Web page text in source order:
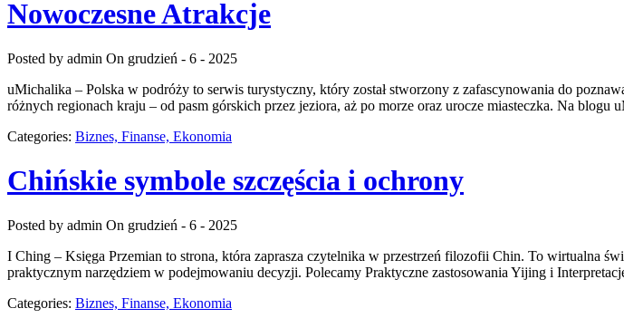
Nowoczesne Atrakcje
Posted by admin On grudzień - 6 - 2025
uMichalika – Polska w podróży to serwis turystyczny, który został stworzony z zafascynowania do
różnych regionach kraju – od pasm górskich przez jeziora, aż po morze oraz urocze miasteczka. Na
Categories: Biznes, Finanse, Ekonomia
Chińskie symbole szczęścia i ochrony
Posted by admin On grudzień - 6 - 2025
I Ching – Księga Przemian to strona, która zaprasza czytelnika w przestrzeń filozofii Chin. To wirtualna
praktycznym narzędziem w podejmowaniu decyzji. Polecamy Praktyczne zastosowania Yijing i
Categories: Biznes, Finanse, Ekonomia